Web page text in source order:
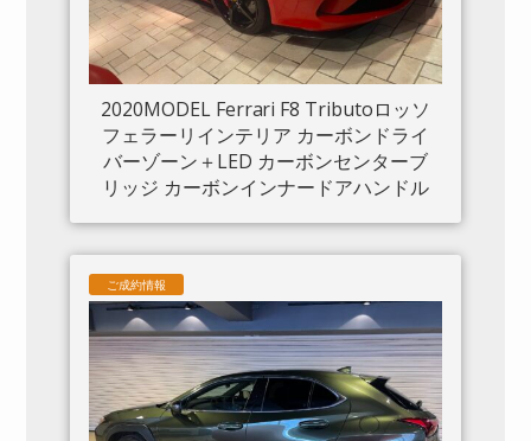
2020MODEL Ferrari F8 Tributoロッソ
フェラーリインテリア カーボンドライ
バーゾーン＋LED カーボンセンターブ
リッジ カーボンインナードアハンドル
ーディスプレイ アダプティブヘッドラ
イトシステム 入庫しました。
ご成約情報